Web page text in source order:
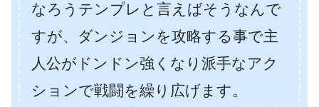
なろうテンプレと言えばそうなんで
すが、ダンジョンを攻略する事で主
人公がドンドン強くなり派手なアク
ションで戦闘を繰り広げます。